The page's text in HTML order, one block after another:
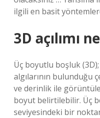
ilgili en basit
3D açılımı
Üç boyutlu boşluk
algılarının bulunduğu
ve derinlik ile
boyut belirtilebilir. Üç
seviyesindeki bir